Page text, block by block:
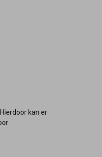
kan er